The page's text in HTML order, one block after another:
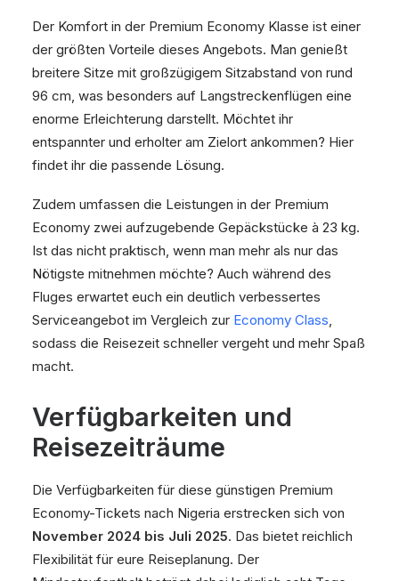
Der Komfort in der Premium Economy Klasse ist einer
der größten Vorteile dieses Angebots. Man genießt
breitere Sitze mit großzügigem Sitzabstand von rund
96 cm, was besonders auf Langstreckenflügen eine
enorme Erleichterung darstellt. Möchtet ihr
entspannter und erholter am Zielort ankommen? Hier
findet ihr die passende Lösung.
Zudem umfassen die Leistungen in der Premium
Economy zwei aufzugebende Gepäckstücke à 23 kg.
Ist das nicht praktisch, wenn man mehr als nur das
Nötigste mitnehmen möchte? Auch während des
Fluges erwartet euch ein deutlich verbessertes
Serviceangebot im Vergleich zur Economy Class,
sodass die Reisezeit schneller vergeht und mehr Spaß
macht.
Verfügbarkeiten und
Reisezeiträume
Die Verfügbarkeiten für diese günstigen Premium
Economy-Tickets nach Nigeria erstrecken sich von
November 2024 bis Juli 2025. Das bietet reichlich
Flexibilität für eure Reiseplanung. Der